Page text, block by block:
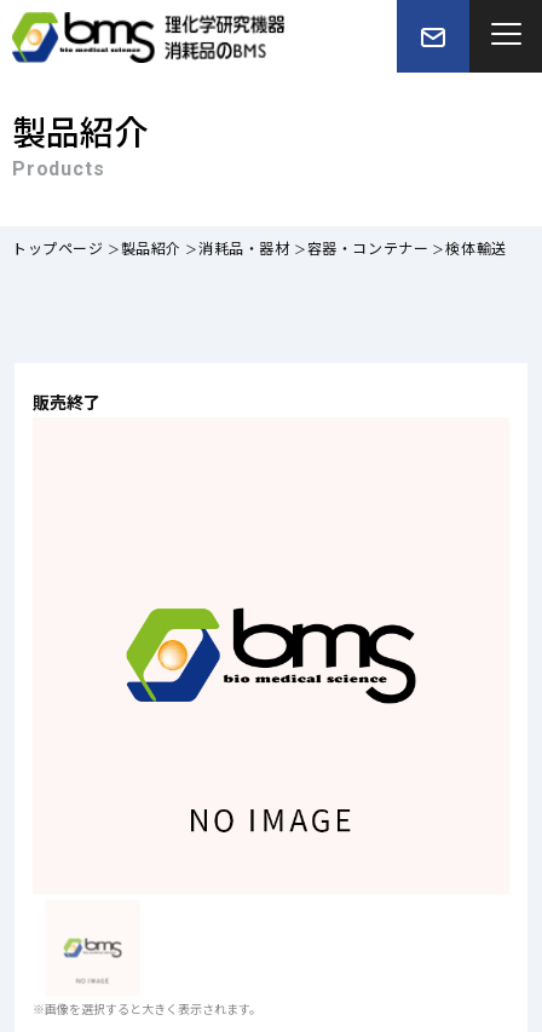
製品紹介
Products
トップページ 製品紹介 消耗品・器材 容器・コンテナー 検体輸送
販売終了
※画像を選択すると大きく表示されます。